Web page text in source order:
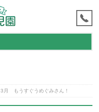
3月 もうすぐうめぐみさん！